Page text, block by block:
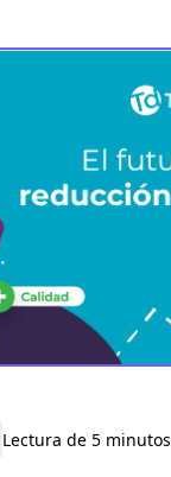
Lectura de 5 minutos